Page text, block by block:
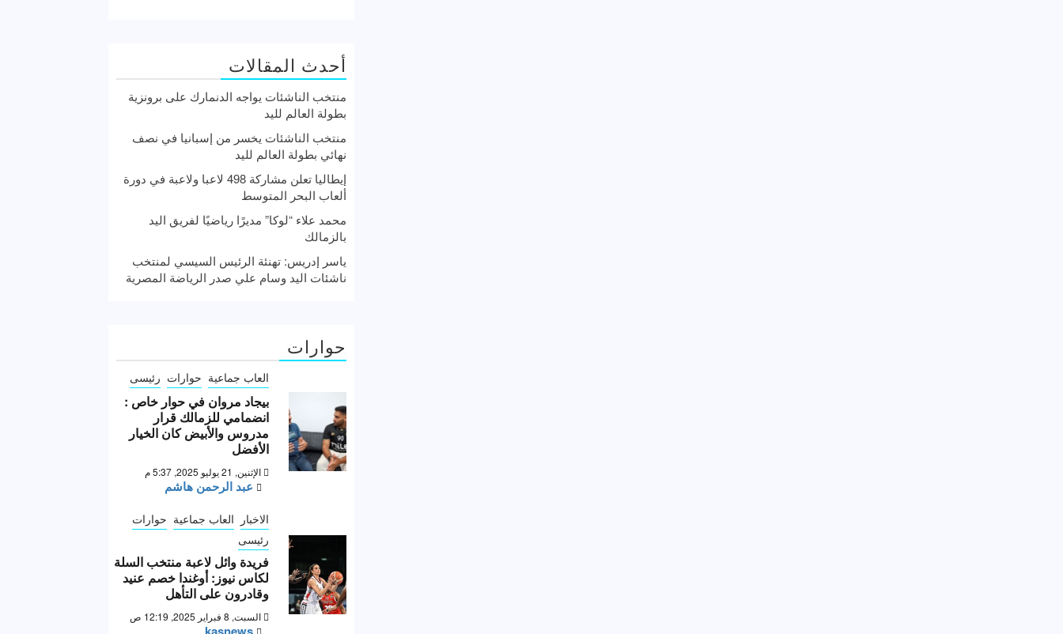
أحدث المقالات
منتخب الناشئات يواجه الدنمارك على برونزية
بطولة العالم لليد
منتخب الناشئات يخسر من إسبانيا في نصف
نهائي بطولة العالم لليد
إيطاليا تعلن مشاركة 498 لاعبا ولاعبة في دورة
ألعاب البحر المتوسط
محمد علاء “لوكا” مديرًا رياضيًا لفريق اليد
بالزمالك
ياسر إدريس: تهنئة الرئيس السيسي لمنتخب
ناشئات اليد وسام علي صدر الرياضة المصرية
حوارات
العاب جماعية حوارات رئيسى
بيجاد مروان في حوار خاص :
انضمامي للزمالك قرار
مدروس والأبيض كان الخيار
الأفضل
الإثنين, 21 يوليو 2025, 5:37 م
عبد الرحمن هاشم
الاخبار العاب جماعية حوارات
رئيسى
فريدة وائل لاعبة منتخب السلة
لكاس نيوز: أوغندا خصم عنيد
وقادرون على التأهل
السبت, 8 فبراير 2025, 12:19 ص